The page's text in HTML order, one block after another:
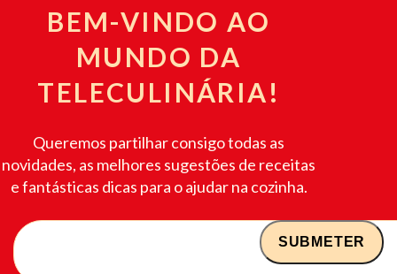
BEM-VINDO AO
MUNDO DA
TELECULINÁRIA!
Queremos partilhar consigo todas as
novidades, as melhores sugestões de receitas
e fantásticas dicas para o ajudar na cozinha.